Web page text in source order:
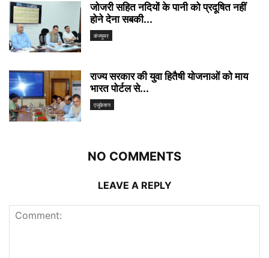
जोजरी सहित नदियों के पानी को प्रदूषित नहीं
होने देना सबकी...
कंज्यूमर
राज्य सरकार की युवा हितैषी योजनाओं को माय
भारत पोर्टल से...
एजुकेशन
NO COMMENTS
LEAVE A REPLY